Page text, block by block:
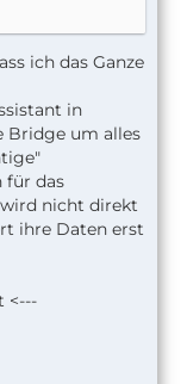
in die
alles
lassen
ich das Ganze
in
Bridge um alles
für das
nicht direkt
ihre Daten erst
<---